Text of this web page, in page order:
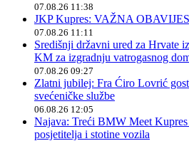
07.08.26 11:38
JKP Kupres: VAŽNA
07.08.26 11:11
Središnji državni ured za Hrvate
KM za izgradnju vatrogasnog
07.08.26 09:27
Zlatni jubilej: Fra Ćiro Lovrić
svećeničke službe
06.08.26 12:05
Najava: Treći BMW Meet
posjetitelja i stotine vozila